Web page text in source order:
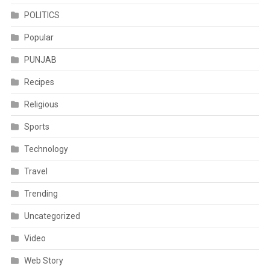
POLITICS
Popular
PUNJAB
Recipes
Religious
Sports
Technology
Travel
Trending
Uncategorized
Video
Web Story